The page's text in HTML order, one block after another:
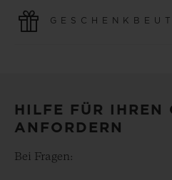
Online-Käufe sind schnell und
HILFE FÜR IHREN
ANFORDERN
Bei Fragen: